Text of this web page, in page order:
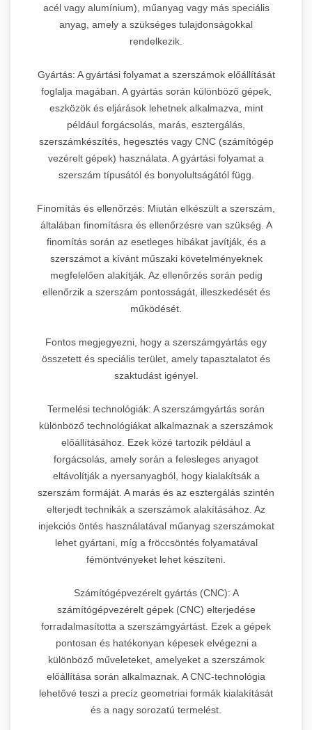
acél vagy alumínium), műanyag vagy más speciális
anyag, amely a szükséges tulajdonságokkal
rendelkezik.
Gyártás: A gyártási folyamat a szerszámok előállítását
foglalja magában. A gyártás során különböző gépek,
eszközök és eljárások lehetnek alkalmazva, mint
például forgácsolás, marás, esztergálás,
szerszámkészítés, hegesztés vagy CNC (számítógép
vezérelt gépek) használata. A gyártási folyamat a
szerszám típusától és bonyolultságától függ.
Finomítás és ellenőrzés: Miután elkészült a szerszám,
általában finomításra és ellenőrzésre van szükség. A
finomítás során az esetleges hibákat javítják, és a
szerszámot a kívánt műszaki követelményeknek
megfelelően alakítják. Az ellenőrzés során pedig
ellenőrzik a szerszám pontosságát, illeszkedését és
működését.
Fontos megjegyezni, hogy a szerszámgyártás egy
összetett és speciális terület, amely tapasztalatot és
szaktudást igényel.
Termelési technológiák: A szerszámgyártás során
különböző technológiákat alkalmaznak a szerszámok
előállításához. Ezek közé tartozik például a
forgácsolás, amely során a felesleges anyagot
eltávolítják a nyersanyagból, hogy kialakítsák a
szerszám formáját. A marás és az esztergálás szintén
elterjedt technikák a szerszámok alakításához. Az
injekciós öntés használatával műanyag szerszámokat
lehet gyártani, míg a fröccsöntés folyamatával
fémöntvényeket lehet készíteni.
Számítógépvezérelt gyártás (CNC): A
számítógépvezérelt gépek (CNC) elterjedése
forradalmasította a szerszámgyártást. Ezek a gépek
pontosan és hatékonyan képesek elvégezni a
különböző műveleteket, amelyeket a szerszámok
előállítása során alkalmaznak. A CNC-technológia
lehetővé teszi a precíz geometriai formák kialakítását
és a nagy sorozatú termelést.